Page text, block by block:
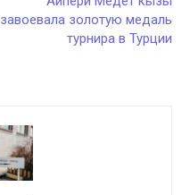
завоевала золотую медаль
турнира в Турции